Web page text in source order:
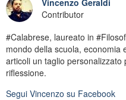
Vincenzo Geraldi
Contributor
#Calabrese, laureato in
mondo della scuola, economia
articoli un taglio
riflessione.
Segui Vincenzo su Facebook